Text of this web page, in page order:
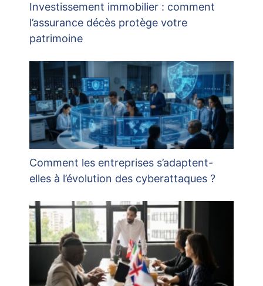
Investissement immobilier : comment
l’assurance décès protège votre
patrimoine
Comment les entreprises s’adaptent-
elles à l’évolution des cyberattaques ?